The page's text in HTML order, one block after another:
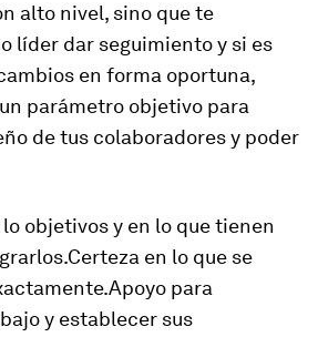
alto nivel, sino que te
líder dar seguimiento y si es
en forma oportuna,
parámetro objetivo para
de tus colaboradores y poder
objetivos y en lo que tienen
en lo que se
para
y establecer sus